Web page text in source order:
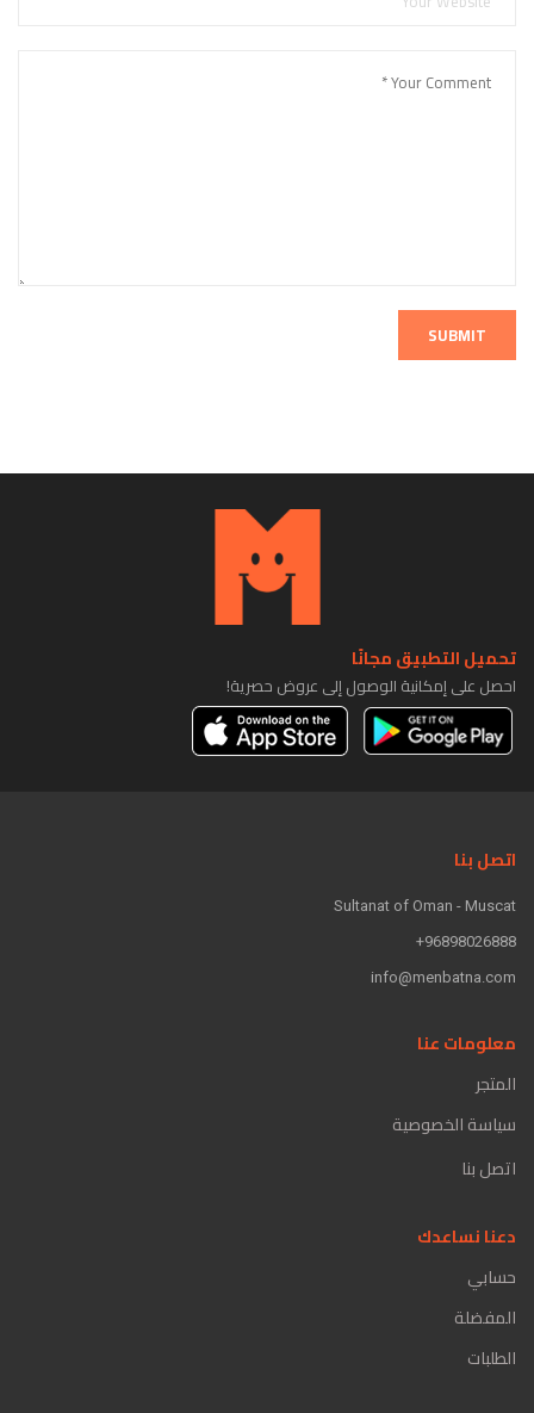
SUBMIT
تحميل التطبيق مجانًا
احصل على إمكانية الوصول إلى عروض حصرية!
اتصل بنا
Sultanat of Oman - Muscat
96898026888+
info@menbatna.com
معلومات عنا
المتجر
سياسة الخصوصية
اتصل بنا
دعنا نساعدك
حسابي
المفضلة
الطلبات